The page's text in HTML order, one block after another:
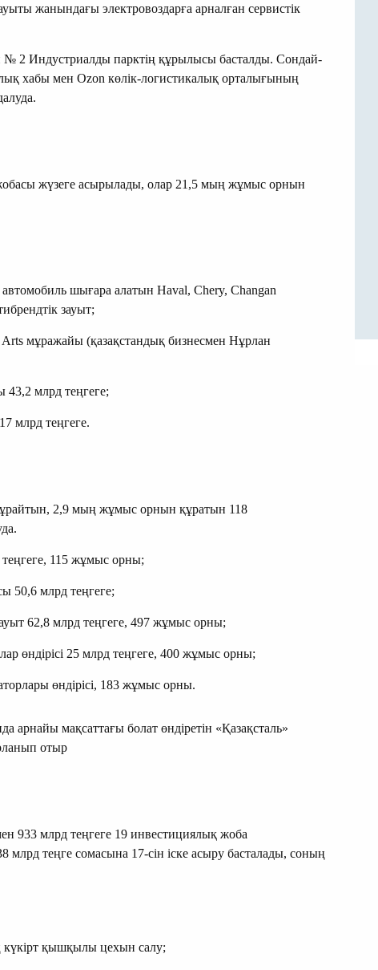
жанындағы электровоздарға арналған сервистік
№ 2 Индустриалды парктің құрылысы басталды. Сондай-
хабы мен Ozon көлік-логистикалық орталығының
жүзеге асырылады, олар 21,5 мың жұмыс орнын
шығара алатын Haval, Chery, Changan
зауыт;
мұражайы (қазақстандық бизнесмен Нұрлан
43,2 млрд теңгеге;
млрд теңгеге.
2,9 мың жұмыс орнын құратын 118
115 жұмыс орны;
50,6 млрд теңгеге;
62,8 млрд теңгеге, 497 жұмыс орны;
өндірісі 25 млрд теңгеге, 400 жұмыс орны;
өндірісі, 183 жұмыс орны.
мақсаттағы болат өндіретін «Қазақсталь»
отыр
933 млрд теңгеге 19 инвестициялық жоба
теңге сомасына 17-сін іске асыру басталады, соның
қышқылы цехын салу;